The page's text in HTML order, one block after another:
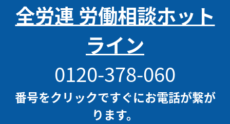
全労連 労働相談ホット
ライン
0120-378-060
番号をクリックですぐにお電話が繋が
ります。